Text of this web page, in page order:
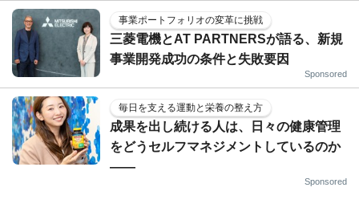
事業ポートフォリオの変革に挑戦
三菱電機とAT PARTNERSが語る、新規
事業開発成功の条件と失敗要因
Sponsored
毎日を支える運動と栄養の整え方
成果を出し続ける人は、日々の健康管理
をどうセルフマネジメントしているのか
——
Sponsored